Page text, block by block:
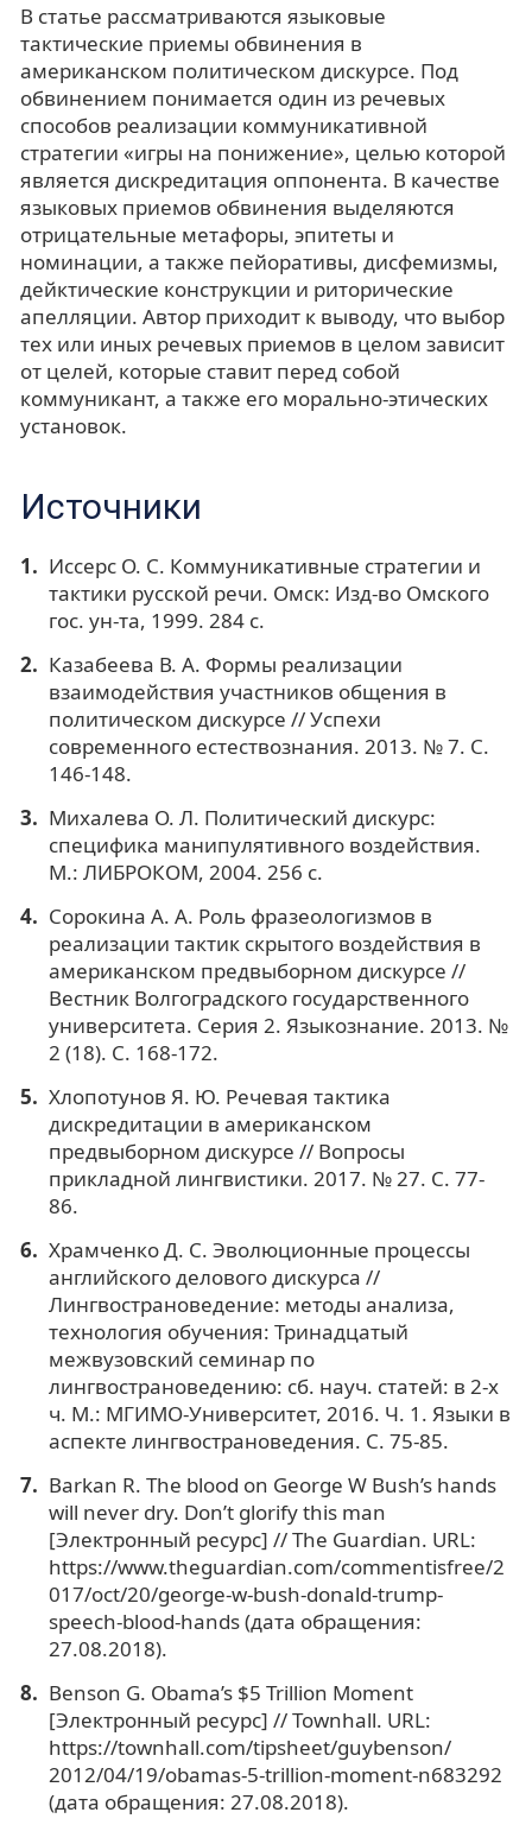
В статье рассматриваются языковые
тактические приемы обвинения в
американском политическом дискурсе. Под
обвинением понимается один из речевых
способов реализации коммуникативной
стратегии «игры на понижение», целью которой
является дискредитация оппонента. В качестве
языковых приемов обвинения выделяются
отрицательные метафоры, эпитеты и
номинации, а также пейоративы, дисфемизмы,
дейктические конструкции и риторические
апелляции. Автор приходит к выводу, что выбор
тех или иных речевых приемов в целом зависит
от целей, которые ставит перед собой
коммуникант, а также его морально-этических
установок.
Источники
Иссерс О. С. Коммуникативные стратегии и
тактики русской речи. Омск: Изд-во Омского
гос. ун-та, 1999. 284 с.
Казабеева В. А. Формы реализации
взаимодействия участников общения в
политическом дискурсе // Успехи
современного естествознания. 2013. № 7. С.
146-148.
Михалева О. Л. Политический дискурс:
специфика манипулятивного воздействия.
М.: ЛИБРОКОМ, 2004. 256 с.
Сорокина А. А. Роль фразеологизмов в
реализации тактик скрытого воздействия в
американском предвыборном дискурсе //
Вестник Волгоградского государственного
университета. Серия 2. Языкознание. 2013. №
2 (18). С. 168-172.
Хлопотунов Я. Ю. Речевая тактика
дискредитации в американском
предвыборном дискурсе // Вопросы
прикладной лингвистики. 2017. № 27. С. 77-
86.
Храмченко Д. С. Эволюционные процессы
английского делового дискурса //
Лингвострановедение: методы анализа,
технология обучения: Тринадцатый
межвузовский семинар по
лингвострановедению: сб. науч. статей: в 2-х
ч. М.: МГИМО-Университет, 2016. Ч. 1. Языки в
аспекте лингвострановедения. С. 75-85.
Barkan R. The blood on George W Bush’s hands
will never dry. Don’t glorify this man
[Электронный ресурс] // The Guardian. URL:
https://www.theguardian.com/commentisfree/2
017/oct/20/george-w-bush-donald-trump-
speech-blood-hands (дата обращения:
27.08.2018).
Benson G. Obama’s $5 Trillion Moment
[Электронный ресурс] // Townhall. URL:
https://townhall.com/tipsheet/guybenson/
2012/04/19/obamas-5-trillion-moment-n683292
(дата обращения: 27.08.2018).